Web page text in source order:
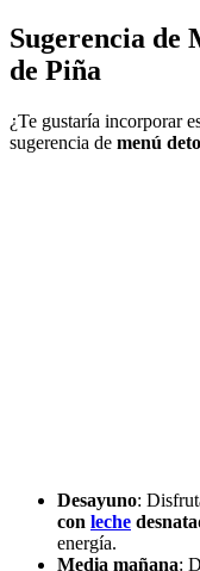
Sugerencia de
de Piña
¿Te gustaría incorporar
sugerencia de menú
Desayuno:
con leche
energía.
Media mañana: